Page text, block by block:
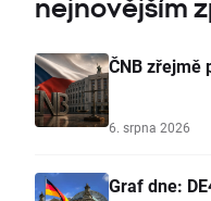
nejnovějším
ČNB zřejmě
6. srpna 2026
Graf dne: